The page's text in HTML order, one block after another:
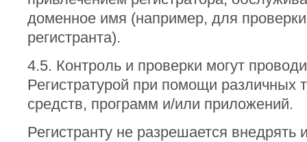
доменное имя (например, для
регистранта).
4.5. Контроль и проверки могут
Регистратурой при помощи различных
средств, программ и/или приложений.
Регистранту не разрешается внедрять